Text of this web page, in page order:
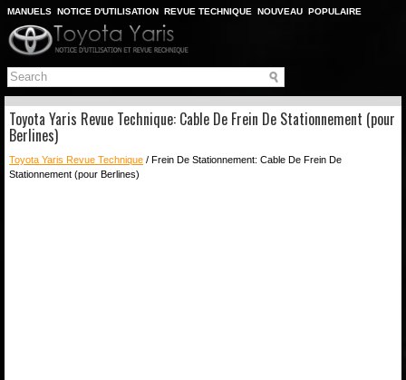
MANUELS NOTICE D'UTILISATION REVUE TECHNIQUE NOUVEAU POPULAIRE
PLAN DU SITE
CHERCHER
Toyota Yaris Revue Technique: Cable De Frein De Stationnement (pour
Berlines)
Toyota Yaris Revue Technique / Frein De Stationnement: Cable De Frein De
Stationnement (pour Berlines)